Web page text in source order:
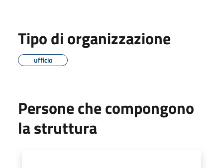
Tipo di organizzazione
ufficio
Persone che compongono
la struttura